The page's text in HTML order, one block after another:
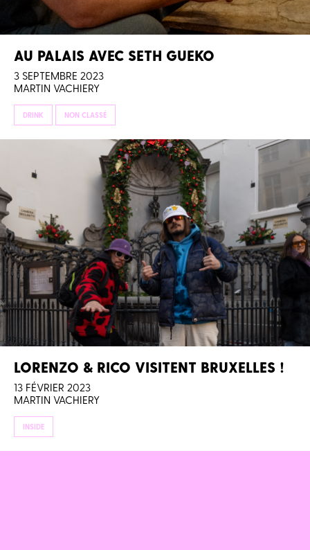
AU PALAIS AVEC SETH GUEKO
3 SEPTEMBRE 2023
MARTIN VACHIERY
DRINK NON CLASSÉ
LORENZO & RICO VISITENT BRUXELLES !
13 FÉVRIER 2023
MARTIN VACHIERY
INSIDE